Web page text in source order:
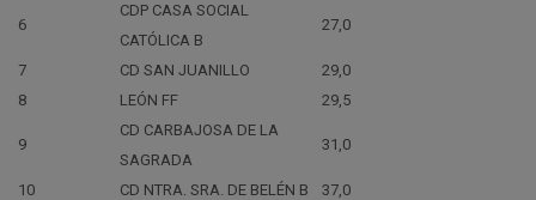
6
CDP CASA SOCIAL
CATÓLICA B
27,0
7 CD SAN JUANILLO
29,0
8
LEÓN FF 29,5
9
CD CARBAJOSA DE LA
SAGRADA
31,0
10 CD NTRA. SRA. DE BELÉN B
37,0